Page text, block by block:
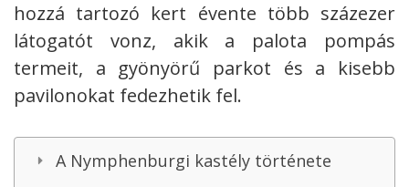
hozzá tartozó kert évente több százezer
látogatót vonz, akik a palota pompás
termeit, a gyönyörű parkot és a kisebb
pavilonokat fedezhetik fel.
A Nymphenburgi kastély története